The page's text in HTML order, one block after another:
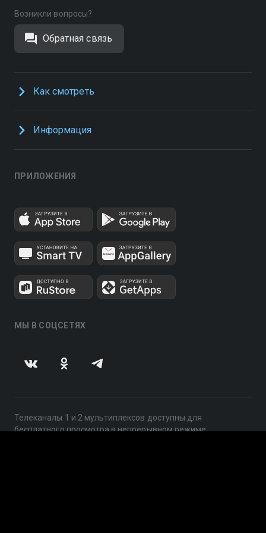
Возникли вопросы?
Обратная связь
Как смотреть
Информация
ПРИЛОЖЕНИЯ
МЫ В СОЦСЕТЯХ
Телеканалы 1 и 2 мультиплексов доступны для
бесплатного просмотра в непрерывном режиме,